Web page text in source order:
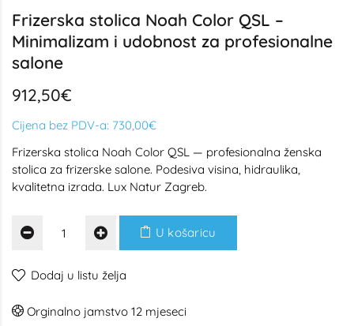
Frizerska stolica Noah Color QSL –
Minimalizam i udobnost za profesionalne
salone
912,50€
Cijena bez PDV-a: 730,00€
Frizerska stolica Noah Color QSL — profesionalna ženska
stolica za frizerske salone. Podesiva visina, hidraulika,
kvalitetna izrada. Lux Natur Zagreb.
U košaricu
Dodaj u listu želja
Orginalno jamstvo 12 mjeseci